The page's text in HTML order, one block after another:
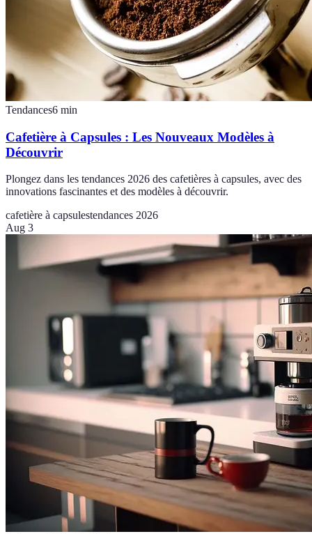
Tendances6 min
Cafetière à Capsules : Les Nouveaux Modèles à
Découvrir
Plongez dans les tendances 2026 des cafetières à capsules, avec des
innovations fascinantes et des modèles à découvrir.
cafetière à capsulestendances 2026
Aug 3